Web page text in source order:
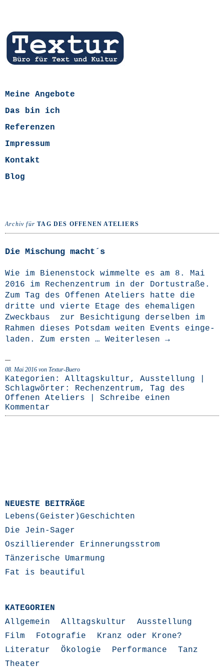
Meine Angebote
Das bin ich
Referenzen
Impressum
Kontakt
Blog
Archiv fürTAG DES OFFENEN ATELIERS
Die Mischung macht´s
Wie im Bie­nen­stock wim­mel­te es am 8. Mai
2016 im Rechen­zen­trum in der Dor­tu­stra­ße.
Zum Tag des Offe­nen Ate­liers hat­te die
drit­te und vier­te Eta­ge des ehe­ma­li­gen
Zweck­baus zur Besich­ti­gung der­sel­ben im
Rah­men die­ses Pots­dam wei­ten Events ein­ge­
la­den. Zum ers­ten … Wei­ter­le­sen →
08. Mai 2016 von Textur-Buero
Kategorien: Alltagskultur, Ausstellung
Schlagwörter: Rechenzentrum, Tag des
Offenen Ateliers
Schreibe einen
Kommentar
NEUESTE BEITRÄGE
Lebens(Geister)Geschichten
Die Jein-Sager
Oszillierender Erinnerungsstrom
Tänzerische Umarmung
Fat is beautiful
KATEGORIEN
Allgemein
Alltagskultur
Ausstellung
Film
Fotografie
Kranz oder Krone?
Literatur
Ökologie Performance
Tanz
Theater